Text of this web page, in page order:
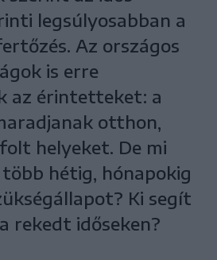
legsúlyosabban a
Az országos
is erre
az érintetteket: a
otthon,
helyeket. De mi
hétig, hónapokig
Ki segít
rekedt időseken?